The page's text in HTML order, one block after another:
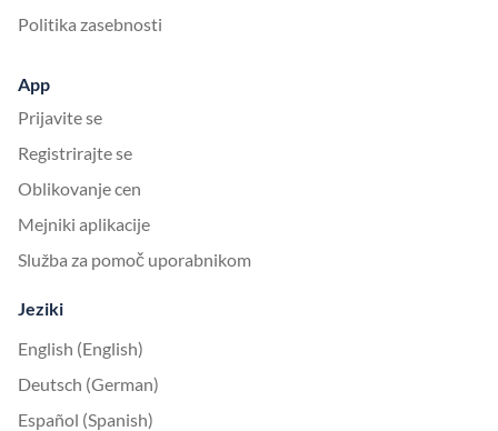
Politika zasebnosti
App
Prijavite se
Registrirajte se
Oblikovanje cen
Mejniki aplikacije
Služba za pomoč uporabnikom
Jeziki
English (English)
Deutsch (German)
Español (Spanish)